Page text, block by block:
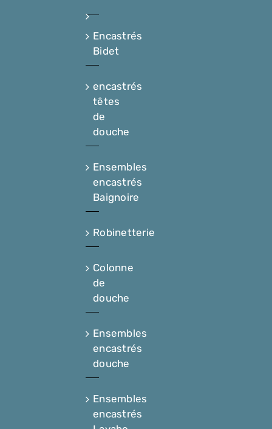
Encastrés
Bidet
encastrés
têtes
de
douche
Ensembles
encastrés
Baignoire
Robinetterie
Colonne
de
douche
Ensembles
encastrés
douche
Ensembles
encastrés